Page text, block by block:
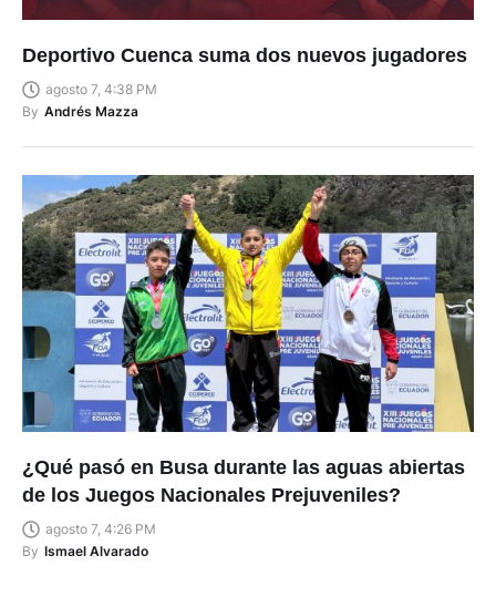
Deportivo Cuenca suma dos nuevos jugadores
agosto 7, 4:38 PM
By Andrés Mazza
¿Qué pasó en Busa durante las aguas abiertas
de los Juegos Nacionales Prejuveniles?
agosto 7, 4:26 PM
By Ismael Alvarado